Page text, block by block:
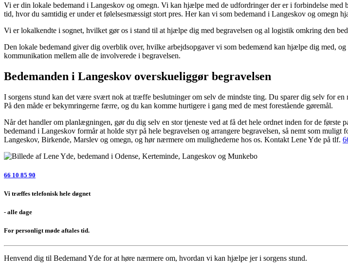
Vi er din lokale bedemand i Langeskov og omegn. Vi kan hjælpe med de udfordringer der er i forbindelse
tid, hvor du samtidig er under et følelsesmæssigt stort pres. Her kan vi som bedemand i Langeskov og omegn
Vi er lokalkendte i sognet, hvilket gør os i stand til at hjælpe dig med begravelsen og al logistik omkring den
Den lokale bedemand giver dig overblik over, hvilke arbejdsopgaver vi som bedemænd kan hjælpe dig med,
kommunikation mellem alle de involverede i begravelsen.
Bedemanden i Langeskov overskueliggør begravelsen
I sorgens stund kan det være svært nok at træffe beslutninger om selv de mindste ting. Du sparer dig selv for
På den måde er bekymringerne færre, og du kan komme hurtigere i gang med de mest forestående gøremål.
Når det handler om planlægningen, gør du dig selv en stor tjeneste ved at få det hele ordnet inden for de
bedemand i Langeskov formår at holde styr på hele begravelsen og arrangere begravelsen, så nemt som
Langeskov, Birkende, Marslev og omegn, og hør nærmere om mulighederne hos os. Kontakt Lene Yde på tlf.
66 10 85 90
Vi træffes telefonisk hele døgnet
- alle dage
For personligt møde aftales tid.
Henvend dig til Bedemand Yde for at høre nærmere om, hvordan vi kan hjælpe jer i sorgens stund.